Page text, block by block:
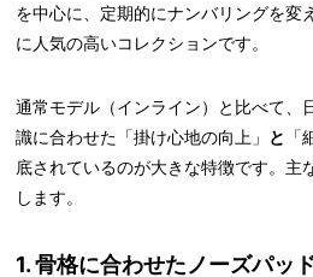
を中心に、定期的にナンバリングを変
に人気の高いコレクションです。
通常モデル（インライン）と比べて、
識に合わせた「掛け心地の向上」 と
底されているのが大きな特徴です。主
します。
1. 骨格に合わせたノーズパッ